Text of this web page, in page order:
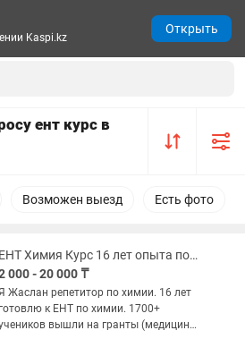
ент курс в
Возможен выезд Есть фото
ЕНТ Химия Курс 16 лет опыта подготовка на грант Гарантия
000 - 20 000 ₸
Жаслан репетитор по химии. 16 лет
готовлю к ЕНТ по химии. 1700+
вышли на гранты (медицина,
Kaspi.kz
Открыть